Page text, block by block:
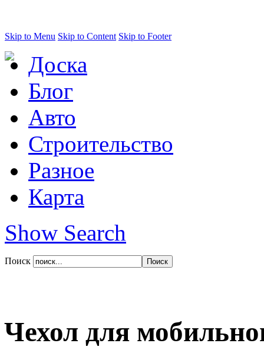
Skip to Menu Skip to Content Skip to Footer
Доска
Блог
Авто
Строительство
Разное
Карта
Show Search
Поиск
Чехол для